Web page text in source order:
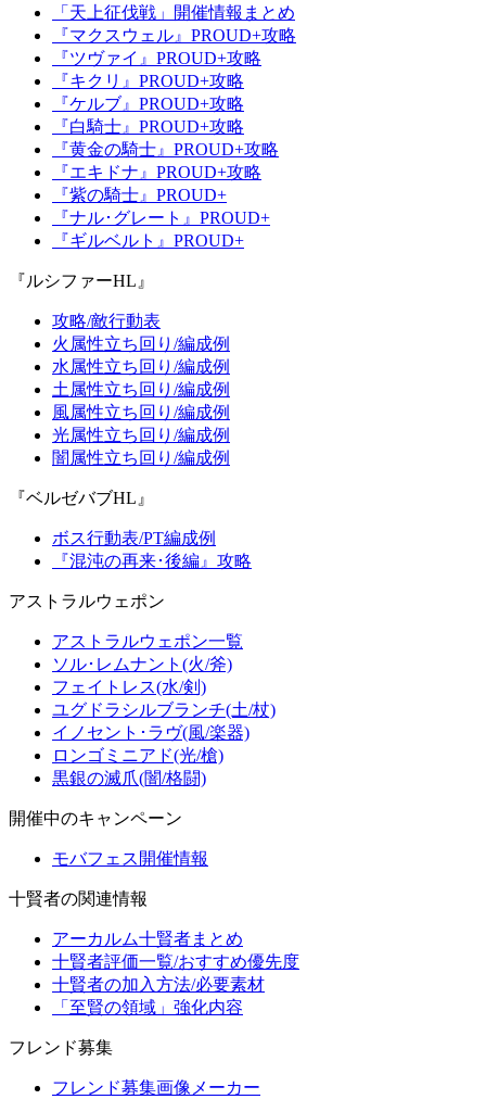
「天上征伐戦」開催情報まとめ
『マクスウェル』PROUD+攻略
『ツヴァイ』PROUD+攻略
『キクリ』PROUD+攻略
『ケルブ』PROUD+攻略
『白騎士』PROUD+攻略
『黄金の騎士』PROUD+攻略
『エキドナ』PROUD+攻略
『紫の騎士』PROUD+
『ナル･グレート』PROUD+
『ギルベルト』PROUD+
『ルシファーHL』
攻略/敵行動表
火属性立ち回り/編成例
水属性立ち回り/編成例
土属性立ち回り/編成例
風属性立ち回り/編成例
光属性立ち回り/編成例
闇属性立ち回り/編成例
『ベルゼバブHL』
ボス行動表/PT編成例
『混沌の再来･後編』攻略
アストラルウェポン
アストラルウェポン一覧
ソル･レムナント(火/斧)
フェイトレス(水/剣)
ユグドラシルブランチ(土/杖)
イノセント･ラヴ(風/楽器)
ロンゴミニアド(光/槍)
黒銀の滅爪(闇/格闘)
開催中のキャンペーン
モバフェス開催情報
十賢者の関連情報
アーカルム十賢者まとめ
十賢者評価一覧/おすすめ優先度
十賢者の加入方法/必要素材
「至賢の領域」強化内容
フレンド募集
フレンド募集画像メーカー